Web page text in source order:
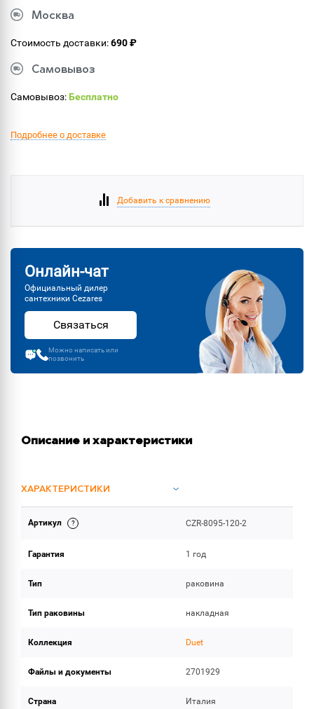
Москва
Стоимость доставки:690 ₽
Самовывоз
Самовывоз:Бесплатно
Подробнее о доставке
Добавить к сравнению
Онлайн-чат
Официальный дилер
сантехники Cezares
Связаться
Можно написать или
позвонить
Описание и характеристики
ХАРАКТЕРИСТИКИ
ИНСТРУКЦИИ И ДОКУМЕНТАЦИЯ
Артикул CZR-8095-120-2
Гарантия 1 год
Тип раковина
Тип раковины накладная
Коллекция Duet
Файлы и документы 2701929
Страна Италия